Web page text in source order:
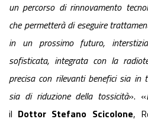
un percorso di rinnovamento
che permetterà di eseguire
in un prossimo futuro,
sofisticata, integrata con la
precisa con rilevanti benefici sia in
sia di riduzione della tossicità». «
il Dottor Stefano Scicolone,